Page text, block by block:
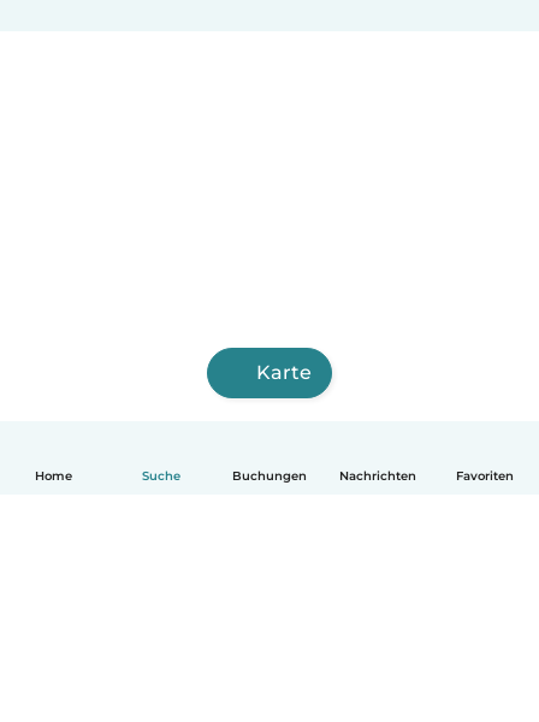
Home Suche Buchungen Nachrichten Favoriten
Karte